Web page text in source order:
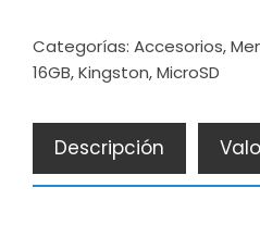
Categorías: Accesorios,
16GB,Kingston,MicroSD
Descripción